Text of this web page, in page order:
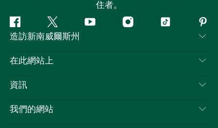
住者。
Facebook嘰
嘰
喳
Youtube Instagram抖
造訪新南威爾斯州
聯絡我們
隱私
Cookie 通知
在此網站上
目的地
新南威爾斯州公路旅行
資訊
旅行資訊
我們的網站